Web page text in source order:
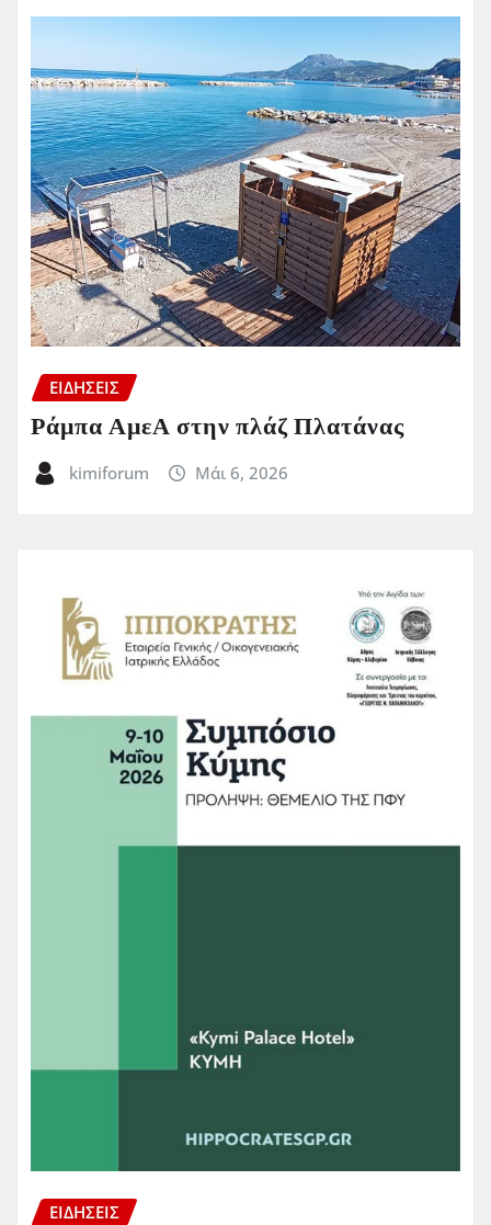
ΕΙΔΗΣΕΙΣ
Ράμπα ΑμεΑ στην πλάζ Πλατάνας
kimiforum Μάι 6, 2026
ΕΙΔΗΣΕΙΣ